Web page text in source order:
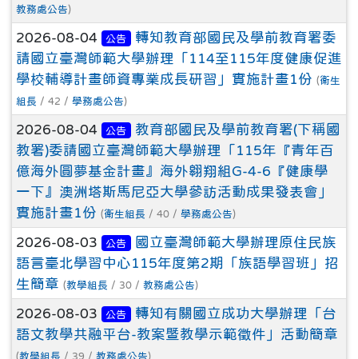
教務處公告)
2026-08-04 公告
轉知教育部國民及學前教育署委
請國立臺灣師範大學辦理「114至115年度健康促進
學校輔導計畫師資專業成長研習」實施計畫1份 (衛生
組長 / 42 / 學務處公告)
2026-08-04 公告
教育部國民及學前教育署(下稱國
教署)委請國立臺灣師範大學辦理「115年『青年百
億海外圓夢基金計畫』海外翱翔組G-4-6『健康學
一下』澳洲塔斯馬尼亞大學參訪活動成果發表會」
實施計畫1份 (衛生組長 / 40 / 學務處公告)
2026-08-03 公告
國立臺灣師範大學辦理原住民族
語言臺北學習中心115年度第2期「族語學習班」招
生簡章 (教學組長 / 30 / 教務處公告)
2026-08-03 公告
轉知有關國立成功大學辦理「台
語文教學共融平台-教案暨教學示範徵件」活動簡章
(教學組長 / 39 / 教務處公告)